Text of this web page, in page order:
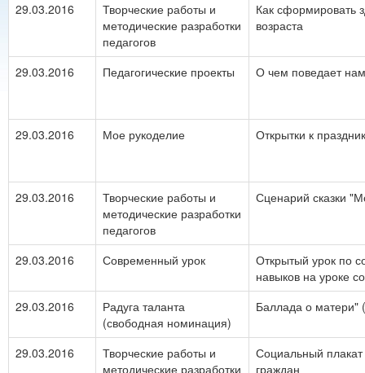
29.03.2016
Творческие работы и
методические разработки
педагогов
Как сформировать
возраста
29.03.2016 Педагогические проекты О чем поведает
29.03.2016 Мое рукоделие Открытки к
29.03.2016
Творческие работы и
методические разработки
педагогов
Сценарий сказки
29.03.2016 Современный урок
Открытый урок по
навыков на уроке
29.03.2016
Радуга таланта
(свободная номинация)
Баллада о матери"
29.03.2016
Творческие работы и
методические разработки
Социальный плакат
граждан